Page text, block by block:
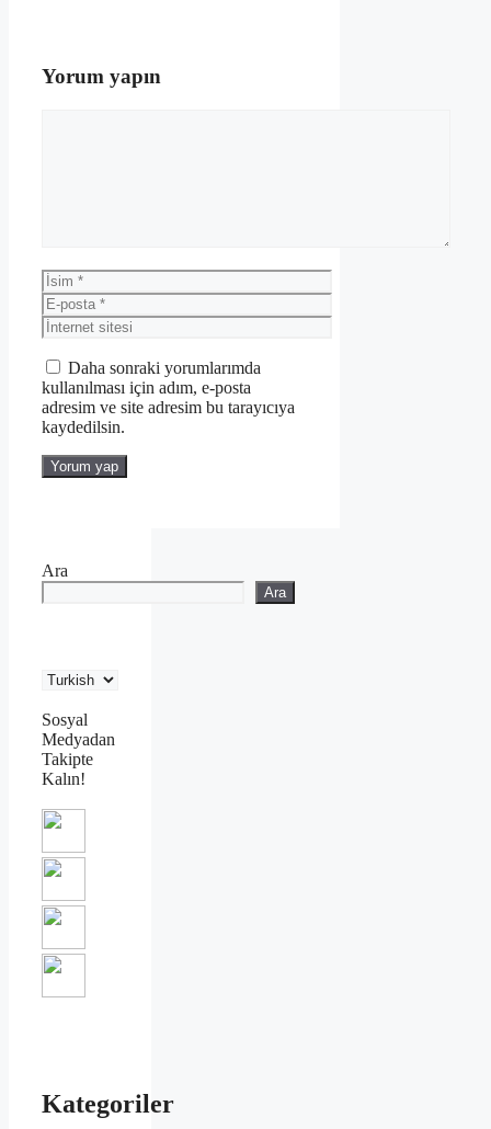
Yorum yapın
İsim
E-
posta
İnternet
sitesi
Daha sonraki yorumlarımda
kullanılması için adım, e-posta
adresim ve site adresim bu tarayıcıya
kaydedilsin.
Ara
Ara
Sosyal
Medyadan
Takipte
Kalın!
Kategoriler